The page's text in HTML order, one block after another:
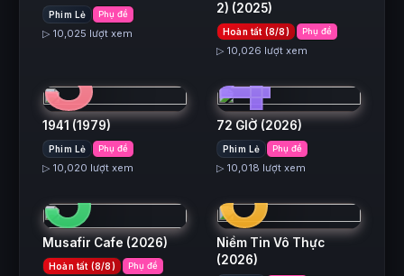
Phim Lẻ Phụ đề
▷ 10,025 lượt xem
2) (2025)
Hoàn tất (8/8) Phụ đề
▷ 10,026 lượt xem
3
1941 (1979)
Phim Lẻ Phụ đề
▷ 10,020 lượt xem
4
72 GIỜ (2026)
Phim Lẻ Phụ đề
▷ 10,018 lượt xem
5
Musafir Cafe (2026)
Hoàn tất (8/8) Phụ đề
6
Niềm Tin Vô Thực
(2026)